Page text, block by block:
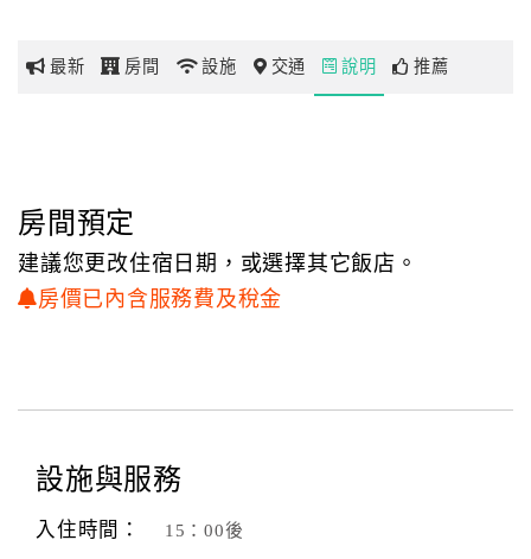
玩
地
圖
顧
顧
客
滿
最新 房間 設施 交通 說明 推薦
房間預定
建議您更改住宿日期，或選擇其它飯店。
房價已內含服務費及稅金
設施與服務
入住時間： 15：00後